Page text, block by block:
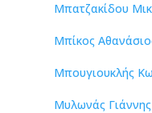
Μπατζακίδου
Μπίκος
Μπουγιουκλής
Μυλωνάς Γιάννης